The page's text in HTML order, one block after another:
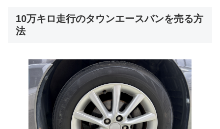
10万キロ走行のタウンエースバンを売る方
法